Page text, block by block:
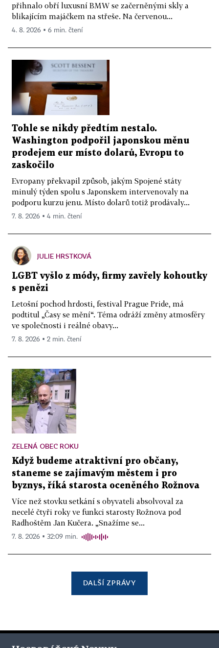
přihnalo obří luxusní BMW se začerněnými skly a
blikajícím majáčkem na střeše. Na červenou...
4. 8. 2026 ▪ 6 min. čtení
Tohle se nikdy předtím nestalo.
Washington podpořil japonskou měnu
prodejem eur místo dolarů, Evropu to
zaskočilo
Evropany překvapil způsob, jakým Spojené státy
minulý týden spolu s Japonskem intervenovaly na
podporu kurzu jenu. Místo dolarů totiž prodávaly...
7. 8. 2026 ▪ 4 min. čtení
JULIE HRSTKOVÁ
LGBT vyšlo z módy, firmy zavřely kohoutky
s penězi
Letošní pochod hrdosti, festival Prague Pride, má
podtitul „Časy se mění“. Téma odráží změny atmosféry
ve společnosti i reálné obavy...
7. 8. 2026 ▪ 2 min. čtení
ZELENÁ OBEC ROKU
Když budeme atraktivní pro občany,
staneme se zajímavým městem i pro
byznys, říká starosta oceněného Rožnova
Více než stovku setkání s obyvateli absolvoval za
necelé čtyři roky ve funkci starosty Rožnova pod
Radhoštěm Jan Kučera. „Snažíme se...
7. 8. 2026 ▪ 32:09 min.
DALŠÍ ZPRÁVY